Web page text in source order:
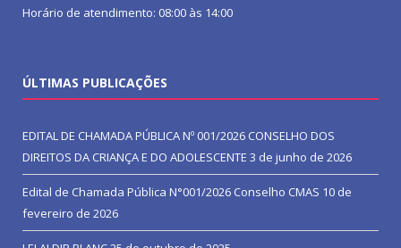
Horário de atendimento: 08:00 às 14:00
ÚLTIMAS PUBLICAÇÕES
EDITAL DE CHAMADA PÚBLICA Nº 001/2026 CONSELHO DOS
DIREITOS DA CRIANÇA E DO ADOLESCENTE 3 de junho de 2026
Edital de Chamada Pública N°001/2026 Conselho CMAS 10 de
fevereiro de 2026